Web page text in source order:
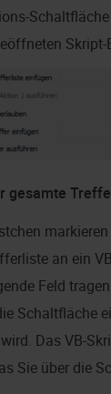
Skript-
gesamte
an ein
Feld
Schaltfläche
Das VB-
Sie über die